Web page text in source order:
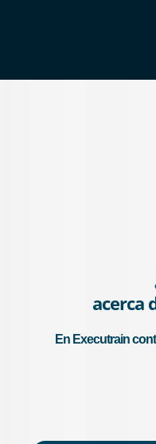
acerca
En Executrain